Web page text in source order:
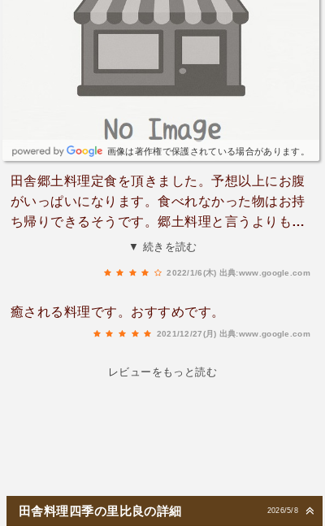
画像は著作権で保護されている場合があります。
田舎郷土料理定食を頂きました。予想以上にお腹
がいっぱいになります。食べれなかった物はお持
ち帰りできるそうです。郷土料理と言うよりも精
進料理に近いですね。美味しく頂きました。😄
▼ 続きを読む
2022/1/6(木) 出典:www.google.com
癒される料理です。おすすめです。
2021/12/27(月) 出典:www.google.com
レビューをもっと読む
2026/5/8
田舎料理四季の里比良の詳細